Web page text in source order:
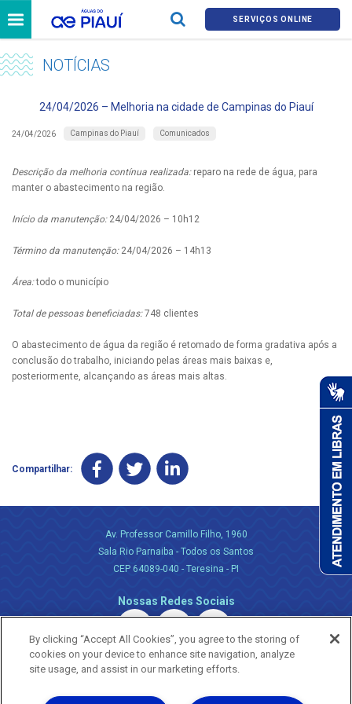
SERVIÇOS ONLINE
NOTÍCIAS
24/04/2026 – Melhoria na cidade de Campinas do Piauí
24/04/2026 Campinas do Piauí Comunicados
Descrição da melhoria contínua realizada:reparo na rede de água, para
manter o abastecimento na região.
Início da manutenção:24/04/2026 – 10h12
Término da manutenção:24/04/2026 – 14h13
Área:todo o município
Total de pessoas beneficiadas:748 clientes
O abastecimento de água da região é retomado de forma gradativa após a
conclusão do trabalho, iniciando pelas áreas mais baixas e,
posteriormente, alcançando as áreas mais altas.
Compartilhar:
Av. Professor Camillo Filho, 1960
Sala Rio Parnaiba - Todos os Santos
CEP 64089-040 - Teresina - PI
Nossas Redes Sociais
By clicking “Accept All Cookies”, you agree to the storing of
cookies on your device to enhance site navigation, analyze
site usage, and assist in our marketing efforts.